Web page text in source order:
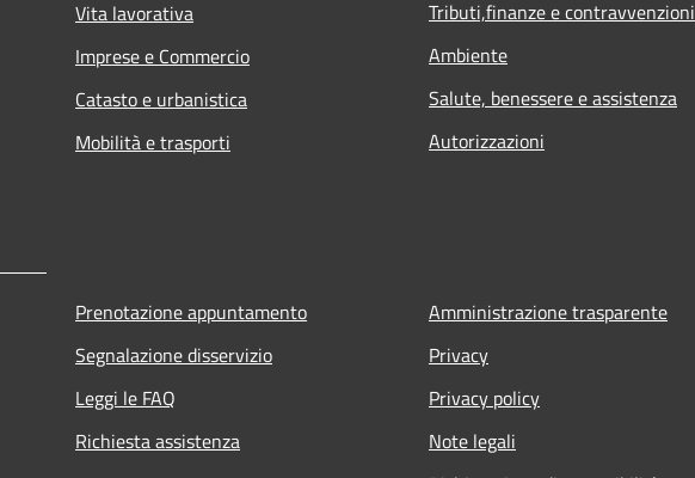
Vita lavorativa
Imprese e Commercio
Catasto e urbanistica
Mobilità e trasporti
Tributi,finanze e contravvenzioni
Ambiente
Salute, benessere e assistenza
Autorizzazioni
Prenotazione appuntamento
Segnalazione disservizio
Leggi le FAQ
Richiesta assistenza
Amministrazione trasparente
Privacy
Privacy policy
Note legali